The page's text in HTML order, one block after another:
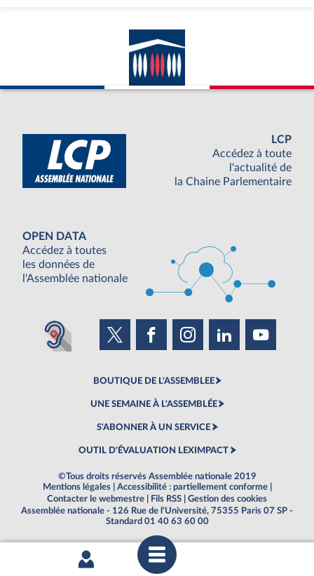
LCP
Accédez à toute
l'actualité de
la Chaine Parlementaire
OPEN DATA
Accédez à toutes
les données de
l'Assemblée nationale
BOUTIQUE DE L'ASSEMBLEE
UNE SEMAINE À L'ASSEMBLÉE
S'ABONNER À UN SERVICE
OUTIL D'ÉVALUATION LEXIMPACT
©Tous droits réservés Assemblée nationale 2019
Mentions légales
Accessibilité : partiellement conforme
Contacter le webmestre
Fils RSS
Gestion des cookies
Assemblée nationale - 126 Rue de l'Université, 75355 Paris 07 SP -
Standard 01 40 63 60 00